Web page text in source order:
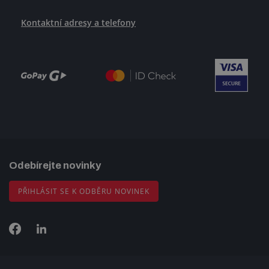
Kontaktní adresy a telefony
Odebírejte novinky
PŘIHLÁSIT SE K ODBĚRU NOVINEK